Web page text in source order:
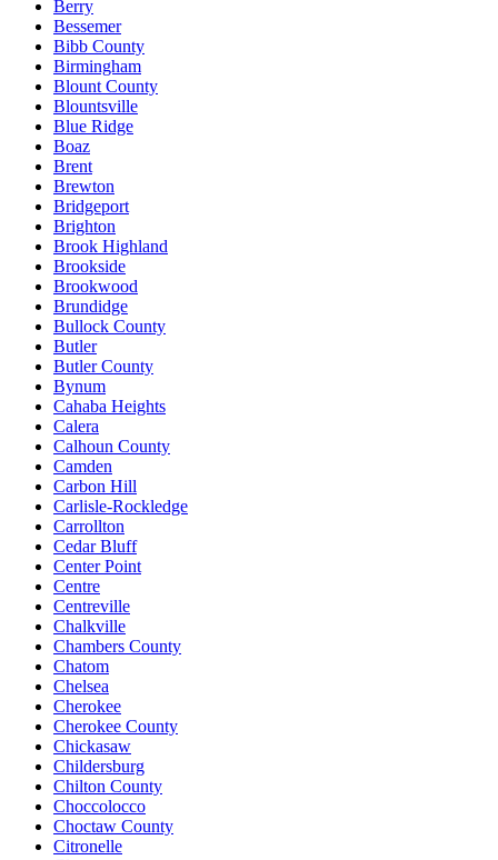
Berry
Bessemer
Bibb County
Birmingham
Blount County
Blountsville
Blue Ridge
Boaz
Brent
Brewton
Bridgeport
Brighton
Brook Highland
Brookside
Brookwood
Brundidge
Bullock County
Butler
Butler County
Bynum
Cahaba Heights
Calera
Calhoun County
Camden
Carbon Hill
Carlisle-Rockledge
Carrollton
Cedar Bluff
Center Point
Centre
Centreville
Chalkville
Chambers County
Chatom
Chelsea
Cherokee
Cherokee County
Chickasaw
Childersburg
Chilton County
Choccolocco
Choctaw County
Citronelle